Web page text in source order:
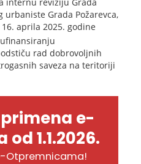
urbaniste Grada Požarevca,
aprila 2025. godine
rad dobrovoljnih
saveza na teritoriji
e-
1.1.2026.
Otpremnicama!